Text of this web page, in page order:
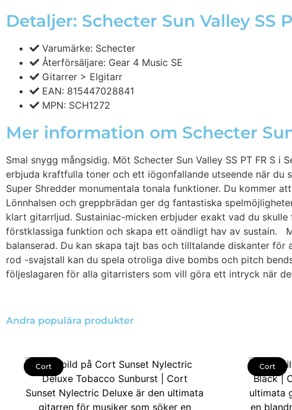
Detaljer: Schecter Sun Valley SS
Varumärke: Schecter
Återförsäljare: Gear 4 Music SE
Gitarrer > Elgitarr
EAN: 815447028841
MPN: SCH1272
Mer information om Schecter
Smal snygg mångsidig. Möt Schecter Sun Valley SS PT FR S
erbjuda kraftfulla toner och ett iögonfallande utseende när
Super Shredder monumentala tonala funktioner. Du kommer
Lönnhalsen och greppbrädan ger dg fantastiska
klart gitarrljud. Sustainiac-micken erbjuder exakt vad du
förstklassiga funktion och skapa ett oändligt hav av sustain.
balanserad. Du kan skapa tajt bas och tilltalande diskanter
rod -svajstall kan du spela otroliga dive bombs och pitch
följeslagaren för alla gitarristers som vill göra ett intryck när
Andra populära produkter
Cort Cort